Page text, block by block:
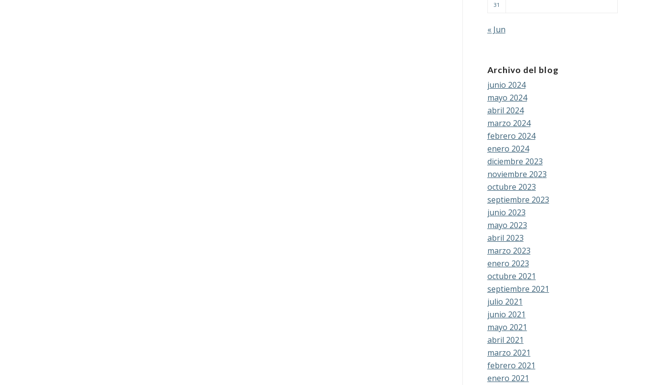
31
« Jun
Archivo del blog
junio 2024
mayo 2024
abril 2024
marzo 2024
febrero 2024
enero 2024
diciembre 2023
noviembre 2023
octubre 2023
septiembre 2023
junio 2023
mayo 2023
abril 2023
marzo 2023
enero 2023
octubre 2021
septiembre 2021
julio 2021
junio 2021
mayo 2021
abril 2021
marzo 2021
febrero 2021
enero 2021